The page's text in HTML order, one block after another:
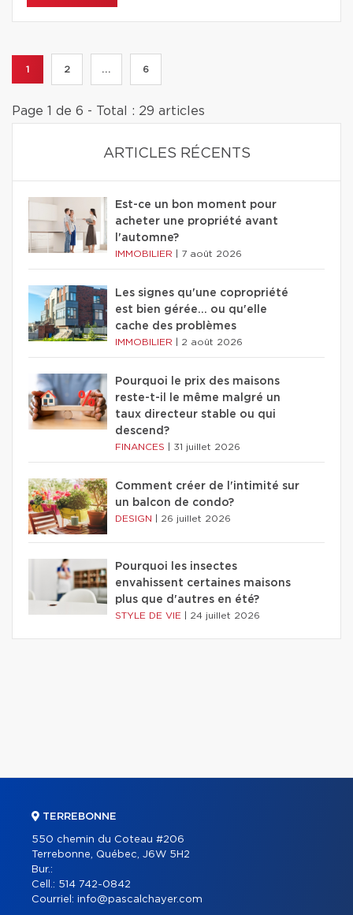
1 2 ... 6
Page 1 de 6 - Total : 29 articles
ARTICLES RÉCENTS
Est-ce un bon moment pour
acheter une propriété avant
l'automne?
IMMOBILIER 7 août 2026
Les signes qu'une copropriété
est bien gérée… ou qu'elle
cache des problèmes
IMMOBILIER 2 août 2026
Pourquoi le prix des maisons
reste-t-il le même malgré un
taux directeur stable ou qui
descend?
FINANCES 31 juillet 2026
Comment créer de l'intimité sur
un balcon de condo?
DESIGN 26 juillet 2026
Pourquoi les insectes
envahissent certaines maisons
plus que d'autres en été?
STYLE DE VIE 24 juillet 2026
TERREBONNE
550 chemin du Coteau #206
Terrebonne, Québec, J6W 5H2
Bur.:
Cell.: 514 742-0842
Courriel: info@pascalchayer.com